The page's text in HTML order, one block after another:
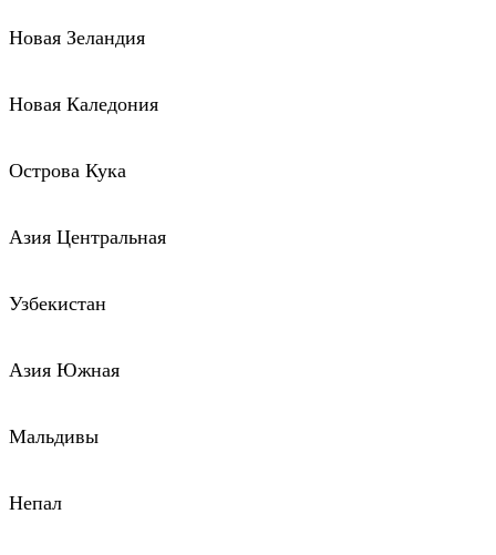
Новая Зеландия
Новая Каледония
Острова Кука
Азия Центральная
Узбекистан
Азия Южная
Мальдивы
Непал